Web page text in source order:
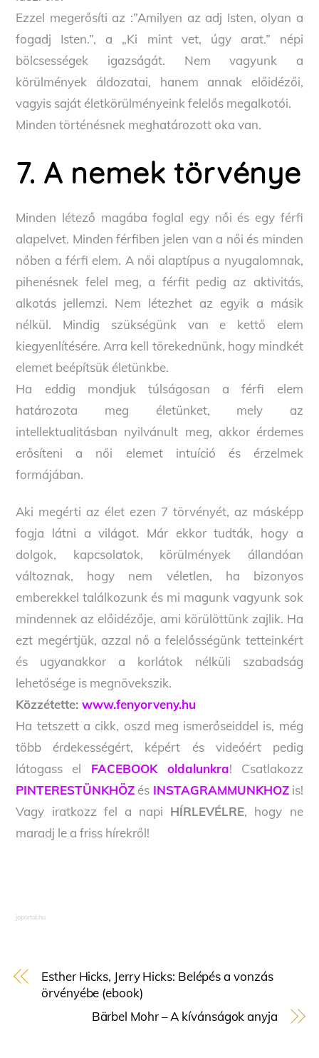
Ezzel megerősíti az :”Amilyen az adj Isten, olyan a
fogadj Isten.”, a „Ki mint vet, úgy arat.” népi
bölcsességek igazságát. Nem vagyunk a
körülmények áldozatai, hanem annak előidézői,
vagyis saját életkörülményeink felelős megalkotói.
Minden történésnek meghatározott oka van.
7. A nemek törvénye
Minden létező magába foglal egy női és egy férfi
alapelvet. Minden férfiben jelen van a női és minden
nőben a férfi elem. A női alaptípus a nyugalomnak,
pihenésnek felel meg, a férfit pedig az aktivitás,
alkotás jellemzi. Nem létezhet az egyik a másik
nélkül. Mindig szükségünk van e kettő elem
kiegyenlítésére. Arra kell törekednünk, hogy mindkét
elemet beépítsük életünkbe.
Ha eddig mondjuk túlságosan a férfi elem
határozota meg életünket, mely az
intellektualitásban nyilvánult meg, akkor érdemes
erősíteni a női elemet intuíció és érzelmek
formájában.
Aki megérti az élet ezen 7 törvényét, az másképp
fogja látni a világot. Már ekkor tudták, hogy a
dolgok, kapcsolatok, körülmények állandóan
változnak, hogy nem véletlen, ha bizonyos
emberekkel találkozunk és mi magunk vagyunk sok
mindennek az előidézője, ami körülöttünk zajlik. Ha
ezt megértjük, azzal nő a felelősségünk tetteinkért
és ugyanakkor a korlátok nélküli szabadság
lehetősége is megnövekszik.
Közzétette:www.fenyorveny.hu
Ha tetszett a cikk, oszd meg ismerőseiddel is, még
több érdekességért, képért és videóért pedig
látogass el FACEBOOK oldalunkra! Csatlakozz
PINTERESTÜNKHÖZ és INSTAGRAMMUNKHOZis!
Vagy iratkozz fel a napi HÍRLEVÉLRE, hogy ne
maradj le a friss hírekről!
joportal.hu
Esther Hicks, Jerry Hicks: Belépés a vonzás
örvényébe (ebook)
Bärbel Mohr – A kívánságok anyja